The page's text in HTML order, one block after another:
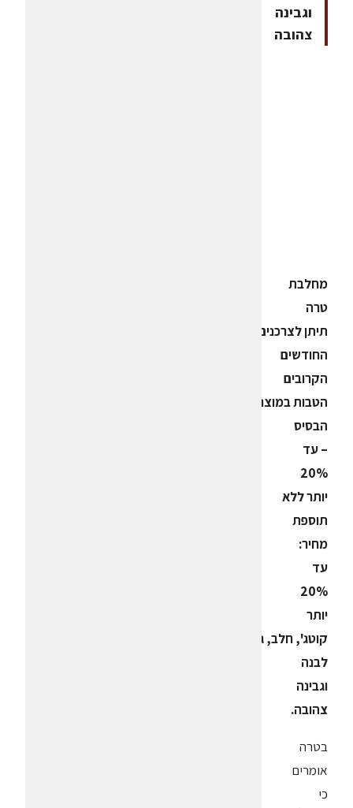
וגבינה
צהובה
מחלבת
טרה
תיתן לצרכנים במהלך
החודשים
הקרובים
הטבות במוצרי
הבסיס
– עד
20%
יותר ללא
תוספת
מחיר:
עד
20%
יותר
קוטג', חלב, גבינה
לבנה
וגבינה
צהובה.
בטרה
אומרים
כי